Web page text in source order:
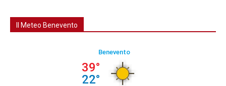
Il Meteo Benevento